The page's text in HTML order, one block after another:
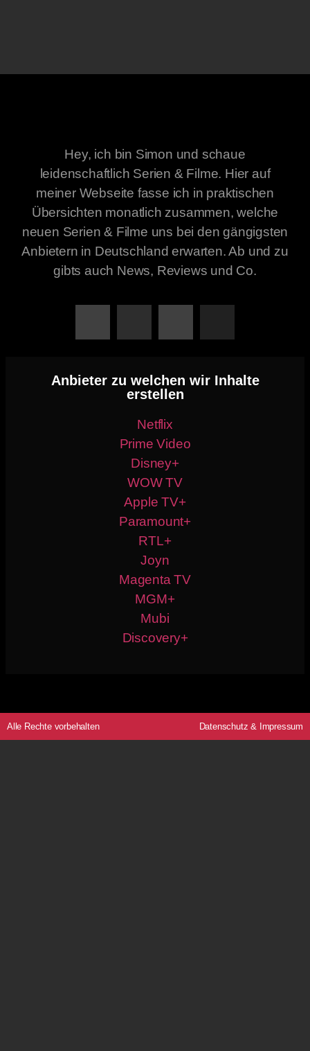
Hey, ich bin Simon und schaue
leidenschaftlich Serien & Filme. Hier auf
meiner Webseite fasse ich in praktischen
Übersichten monatlich zusammen, welche
neuen Serien & Filme uns bei den gängigsten
Anbietern in Deutschland erwarten. Ab und zu
gibts auch News, Reviews und Co.
Anbieter zu welchen wir Inhalte
erstellen
Netflix
Prime Video
Disney+
WOW TV
Apple TV+
Paramount+
RTL+
Joyn
Magenta TV
MGM+
Mubi
Discovery+
Alle Rechte vorbehalten Datenschutz & Impressum